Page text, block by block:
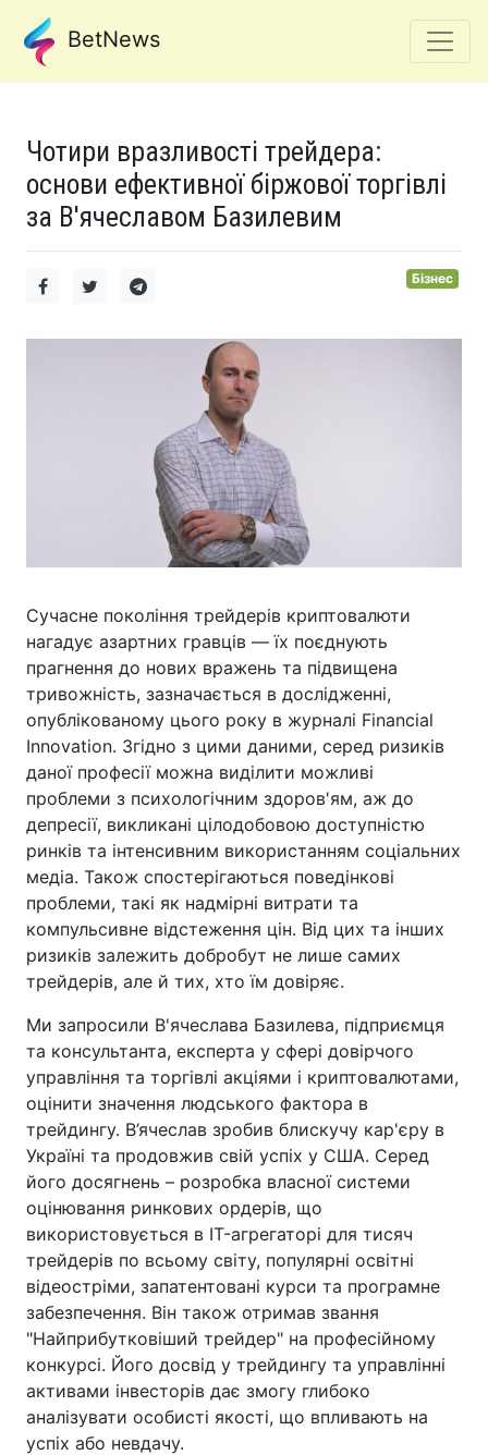
BetNews
Чотири вразливості трейдера:
основи ефективної біржової торгівлі
за В'ячеславом Базилевим
Бізнес
Сучасне покоління трейдерів криптовалюти
нагадує азартних гравців — їх поєднують
прагнення до нових вражень та підвищена
тривожність, зазначається в дослідженні,
опублікованому цього року в журналі Financial
Innovation. Згідно з цими даними, серед ризиків
даної професії можна виділити можливі
проблеми з психологічним здоров'ям, аж до
депресії, викликані цілодобовою доступністю
ринків та інтенсивним використанням соціальних
медіа. Також спостерігаються поведінкові
проблеми, такі як надмірні витрати та
компульсивне відстеження цін. Від цих та інших
ризиків залежить добробут не лише самих
трейдерів, але й тих, хто їм довіряє.
Ми запросили В'ячеслава Базилева, підприємця
та консультанта, експерта у сфері довірчого
управління та торгівлі акціями і криптовалютами,
оцінити значення людського фактора в
трейдингу. В’ячеслав зробив блискучу кар'єру в
Україні та продовжив свій успіх у США. Серед
його досягнень – розробка власної системи
оцінювання ринкових ордерів, що
використовується в IT-агрегаторі для тисяч
трейдерів по всьому світу, популярні освітні
відеостріми, запатентовані курси та програмне
забезпечення. Він також отримав звання
"Найприбутковіший трейдер" на професійному
конкурсі. Його досвід у трейдингу та управлінні
активами інвесторів дає змогу глибоко
аналізувати особисті якості, що впливають на
успіх або невдачу.